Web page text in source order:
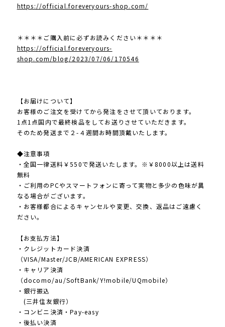
https://official.foreveryours-shop.com/
＊＊＊＊ご購入前に必ずお読みください＊＊＊＊
https://official.foreveryours-
shop.com/blog/2023/07/06/170546
【お届けについて】
お客様のご注文を受けてから発注をさせて頂いております。
1点1点国内で最終検品をしてお送りさせていただきます。
そのため発送まで２-４週間お時間頂戴いたします。
◆注意事項
・全国一律送料￥550で発送いたします。※￥8000以上は送料
無料
・ご利用のPCやスマートフォンに寄って実物と多少の色味が異
なる場合がございます。
・お客様都合によるキャンセルや変更、交換、返品はご遠慮く
ださい。
【お支払方法】
・クレジットカード決済
（VISA/Master/JCB/AMERICAN EXPRESS）
・キャリア決済
（docomo/au/SoftBank/Y!mobile/UQmobile）
・銀行振込
(三井住友銀行）
・コンビニ決済・Pay-easy
・後払い決済